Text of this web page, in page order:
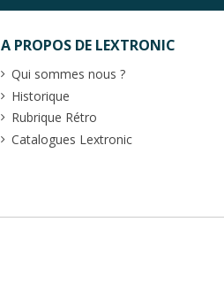
A PROPOS DE LEXTRONIC
Qui sommes nous ?
Historique
Rubrique Rétro
Catalogues Lextronic